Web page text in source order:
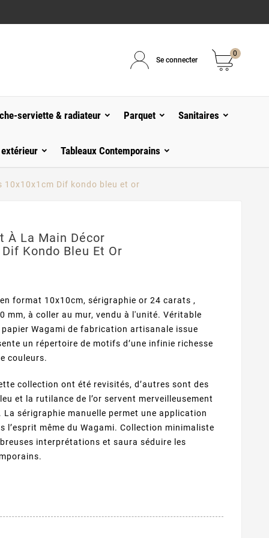
Se connecter
0
serviette & radiateur Parquet Sanitaires
Tableaux Contemporains
10x10x1cm Dif kondo bleu et or
À La Main Décor
Kondo Bleu Et Or
format 10x10cm, sérigraphie or 24 carats ,
mm, à coller au mur, vendu à l'unité. Véritable
Wagami de fabrication artisanale issue
un répertoire de motifs d’une infinie richesse
couleurs.
collection ont été revisités, d’autres sont des
et la rutilance de l’or servent merveilleusement
sérigraphie manuelle permet une application
l’esprit même du Wagami. Collection minimaliste
interprétations et saura séduire les